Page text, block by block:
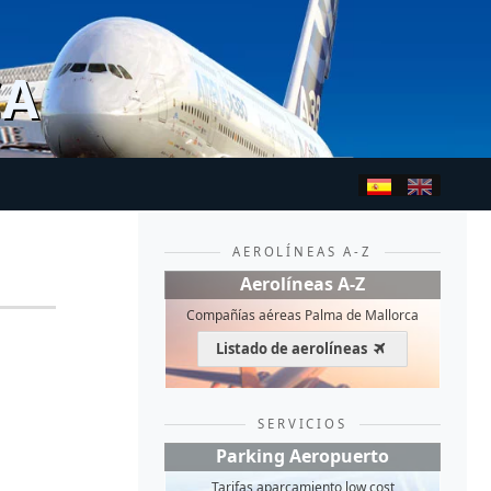
AEROLÍNEAS A-Z
Aerolíneas A-Z
Compañías aéreas Palma de Mallorca
Listado de aerolíneas
SERVICIOS
Parking Aeropuerto
Tarifas aparcamiento low cost